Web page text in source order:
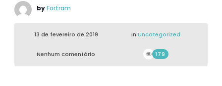
byFortram
13 de fevereiro de 2019 in Uncategorized
Nenhum comentário 179